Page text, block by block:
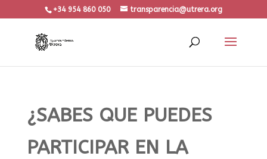
+34 954 860 050 transparencia@utrera.org
¿SABES QUE PUEDES
PARTICIPAR EN LA